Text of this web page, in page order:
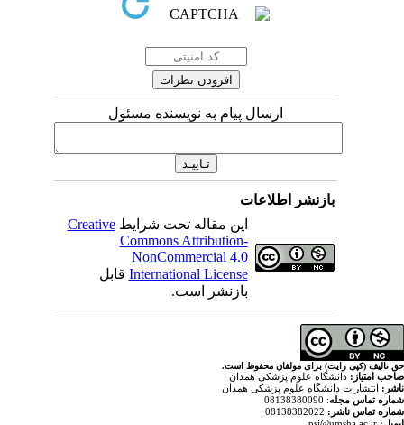
ارسال پیام به نویسنده مسئول
این مقاله تحت شرایطCreative
Commons Attribution-
NonCommercial 4.0
International Licenseقابل
محفوظ است.
همدان
پزشکی همدان